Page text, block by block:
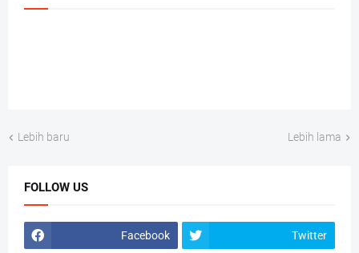
Lebih baru Lebih lama
FOLLOW US
Facebook Twitter